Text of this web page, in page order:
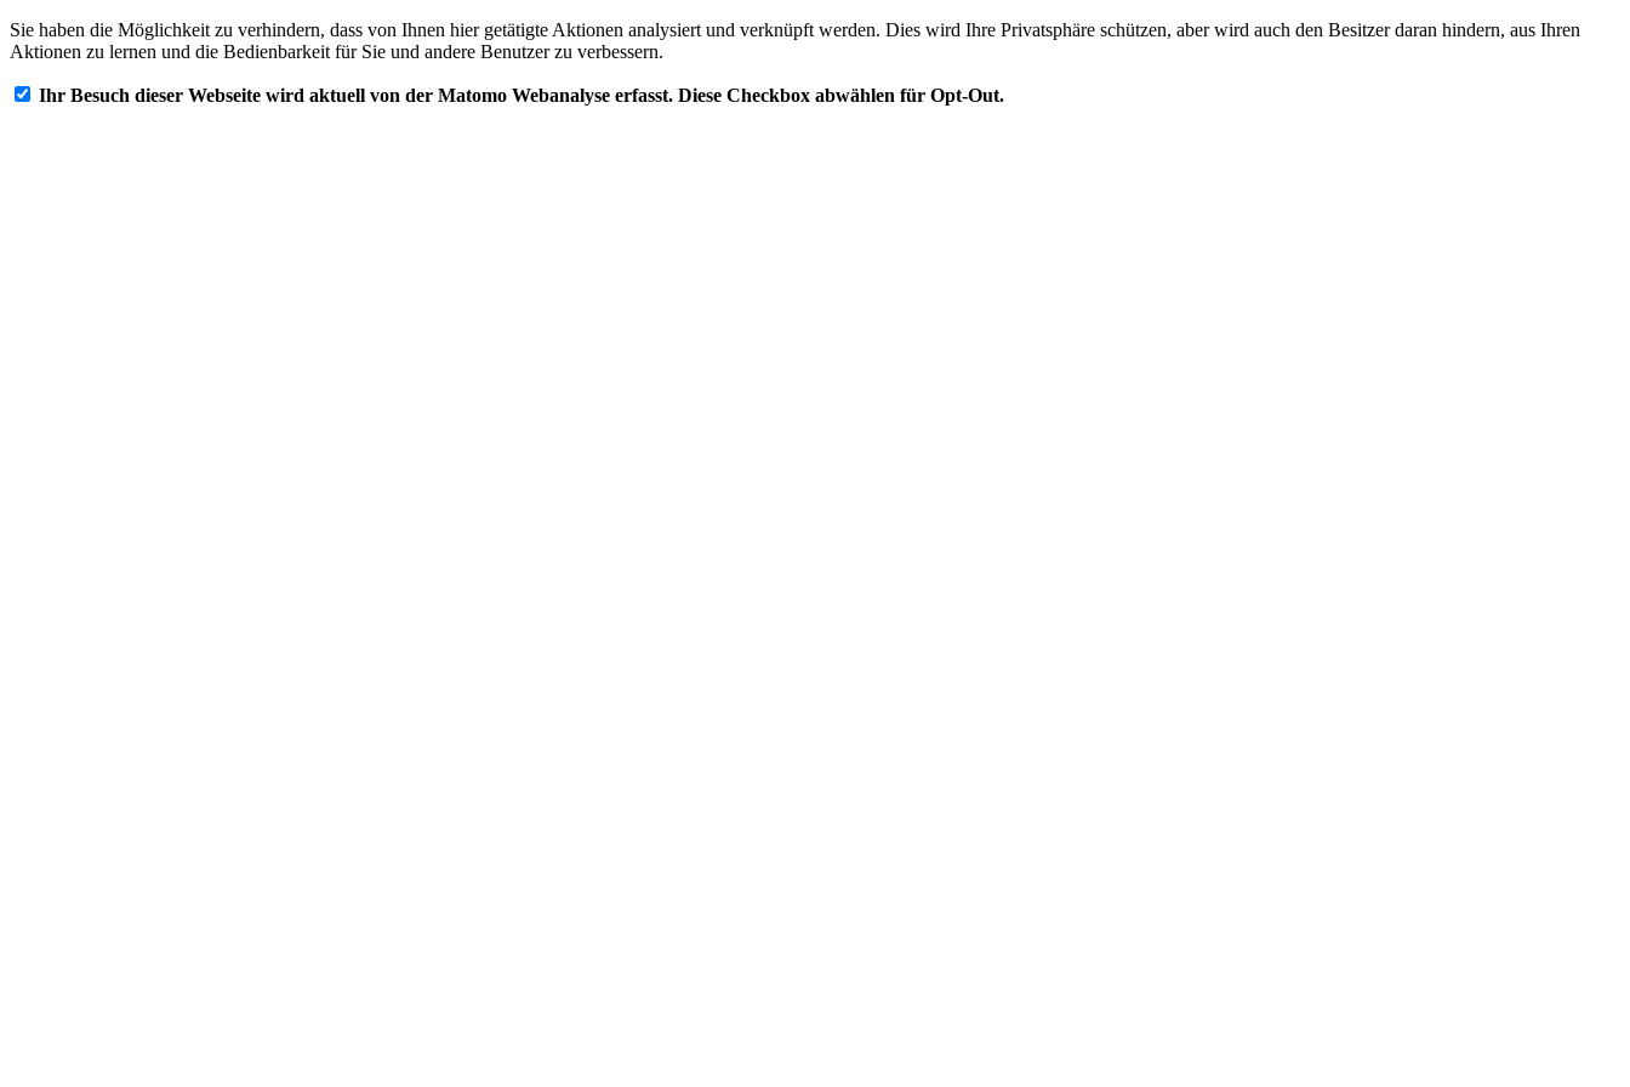
Sie haben die Möglichkeit zu verhindern, dass von Ihnen hier getätigte Aktionen analysiert und verknüpft werden. Dies wird Ihre Privatsphäre schützen, aber wird auch den Besitzer daran hindern, aus Ihren
Aktionen zu lernen und die Bedienbarkeit für Sie und andere Benutzer zu verbessern.
Ihr Besuch dieser Webseite wird aktuell von der Matomo Webanalyse erfasst. Diese Checkbox abwählen für Opt-Out.